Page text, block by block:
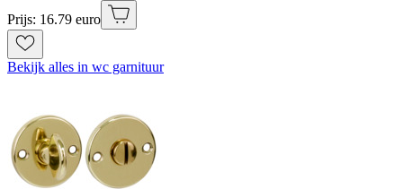
Prijs: 16.79 euro
Bekijk alles in wc garnituur